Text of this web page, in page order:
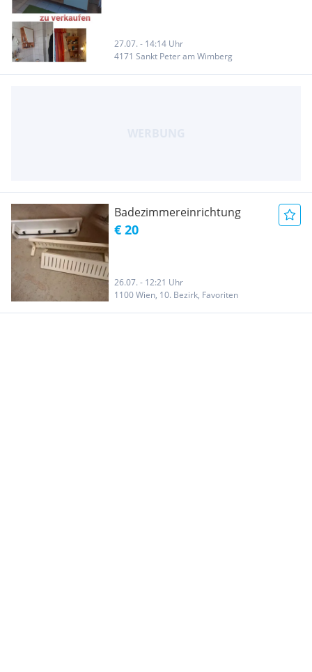
27.07. - 14:14 Uhr
4171 Sankt Peter am Wimberg
Badezimmereinrichtung
€ 20
26.07. - 12:21 Uhr
1100 Wien, 10. Bezirk, Favoriten